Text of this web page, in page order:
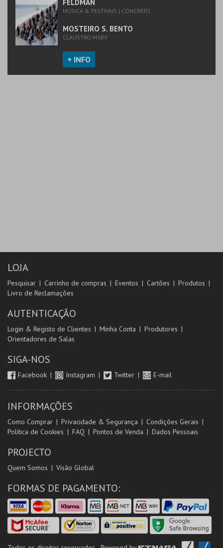
FELDMAN
MÚSICA & FESTIVAIS | CONCERTO
MOSTEIRO S. BENTO
CLAUSTRO MSBV
+ INFO
LOJA
Pesquisar Carrinho de compras Eventos Cartões
Produtos
Livro de Reclamações
AUTENTICAÇÃO
Login & Registo de Clientes Minha Conta
Produtores
Orientadores de Salas
SIGA-NOS
Facebook Instagram Twitter E-mail
INFORMAÇÕES
Como Comprar Privacidade & Segurança
Condições Gerais
Política de Cookies
FAQ Pontos de Venda Dados Pessoais
PROJECTO
Quem Somos Visão Global
FORMAS DE PAGAMENTO: